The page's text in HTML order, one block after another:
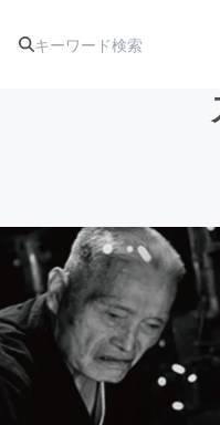
アート・写真
テクノロジー・ガジェット
映像・映画